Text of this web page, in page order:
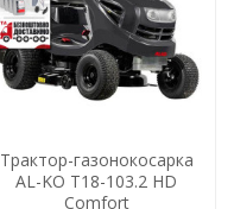
Трактор-газонокосарка
AL-KO T18-103.2 HD
Comfort